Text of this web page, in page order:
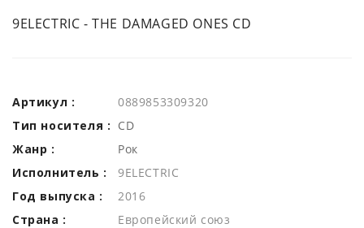
9ELECTRIC - THE DAMAGED ONES CD
Артикул :
0889853309320
Тип носителя : CD
Жанр :
Рок
Исполнитель :
9ELECTRIC
Год выпуска :
2016
Страна :
Европейский союз